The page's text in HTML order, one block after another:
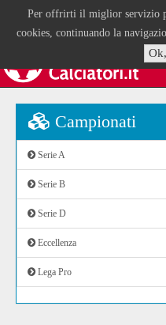
Per offrirti il miglior servizio
cookies, continuando la
Campionati
Serie A
Serie B
Serie D
Eccellenza
Lega Pro